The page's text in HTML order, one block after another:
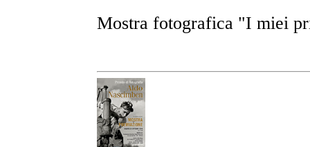
Mostra fotografica "I miei